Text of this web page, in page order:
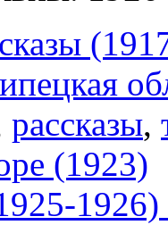
рассказы,
(1923)
1926)